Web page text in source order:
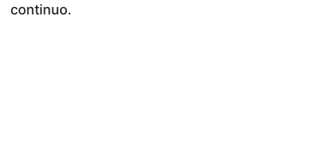
continuo.